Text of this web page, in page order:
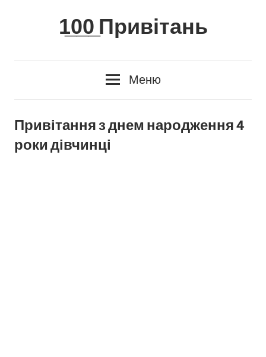
1̲0̲0̲ Привітань
Меню
Привітання з днем народження 4
роки дівчинці